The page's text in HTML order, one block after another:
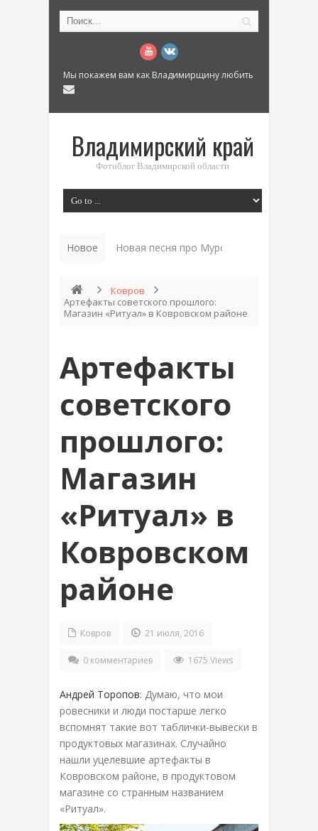
Мы покажем вам как Владимирщину любить
Владимирский край
Фотоблог Владимирской области
Новое История «Д_
Ковров
Артефакты советского прошлого:
Магазин «Ритуал» в Ковровском районе
Артефакты
советского
прошлого:
Магазин
«Ритуал» в
Ковровском
районе
Ковров 21 июля, 2016
0 комментариев 1675 Views
Андрей Торопов: Думаю, что мои
ровесники и люди постарше легко
вспомнят такие вот таблички-вывески в
продуктовых магазинах. Случайно
нашли уцелевшие артефакты в
Ковровском районе, в продуктовом
магазине со странным названием
«Ритуал».